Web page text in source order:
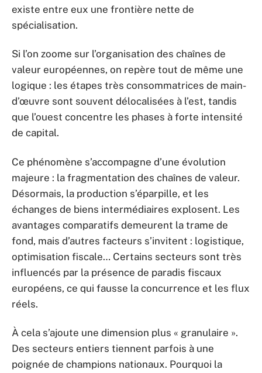
existe entre eux une frontière nette de
spécialisation.
Si l’on zoome sur l’organisation des chaînes de
valeur européennes, on repère tout de même une
logique : les étapes très consommatrices de main-
d’œuvre sont souvent délocalisées à l’est, tandis
que l’ouest concentre les phases à forte intensité
de capital.
Ce phénomène s’accompagne d’une évolution
majeure : la fragmentation des chaînes de valeur.
Désormais, la production s’éparpille, et les
échanges de biens intermédiaires explosent. Les
avantages comparatifs demeurent la trame de
fond, mais d’autres facteurs s’invitent : logistique,
optimisation fiscale… Certains secteurs sont très
influencés par la présence de paradis fiscaux
européens, ce qui fausse la concurrence et les flux
réels.
À cela s’ajoute une dimension plus « granulaire ».
Des secteurs entiers tiennent parfois à une
poignée de champions nationaux. Pourquoi la